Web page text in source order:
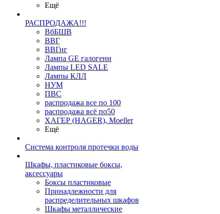
Ещё
РАСПРОДАЖА!!!
ВбБШВ
ВВГ
ВВГнг
Лампа GE галогенн
Лампы LED SALE
Лампы КЛЛ
НУМ
ПВС
распродажа все по 100
распродажа всё по50
ХАГЕР (HAGER), Moeller
Ещё
Система контроля протечки воды
Шкафы, пластиковые боксы,
аксессуары
Боксы пластиковые
Принадлежности для
распределительных шкафов
Шкафы металлические